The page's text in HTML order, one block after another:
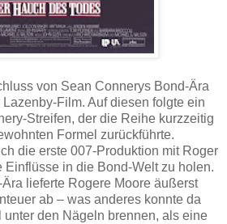
von Sean Connerys Bond-Ära
Film. Auf diesen folgte ein
Streifen, der die Reihe kurzzeitig
Formel zurückführte.
die erste 007-Produktion mit Roger
Einflüsse in die Bond-Welt zu holen.
lieferte Rogere Moore äußerst
ab – was anderes konnte da
den Nägeln brennen, als eine